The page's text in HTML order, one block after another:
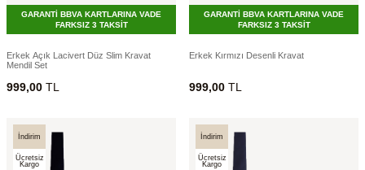
GARANTİ BBVA KARTLARINA VADE
FARKSIZ 3 TAKSİT
Erkek Açık Lacivert Düz Slim Kravat
Mendil Set
999,00 TL
GARANTİ BBVA KARTLARINA VADE
FARKSIZ 3 TAKSİT
Erkek Kırmızı Desenli Kravat
999,00 TL
İndirim
Ücretsiz
Kargo
İndirim
Ücretsiz
Kargo